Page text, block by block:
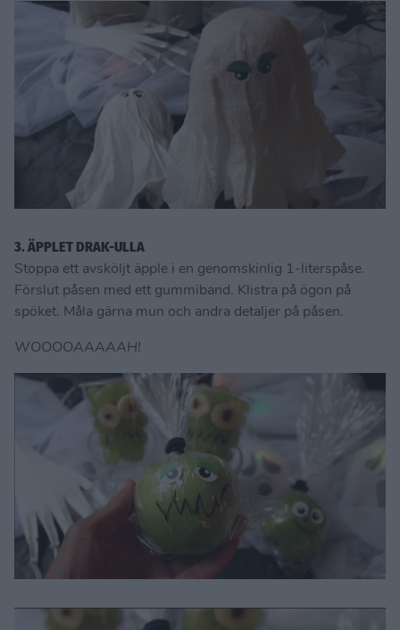
3. ÄPPLET DRAK-ULLA
Stoppa ett avsköljt äpple i en genomskinlig 1-literspåse.
Förslut påsen med ett gummiband. Klistra på ögon på
spöket. Måla gärna mun och andra detaljer på påsen.
WOOOOAAAAAH!